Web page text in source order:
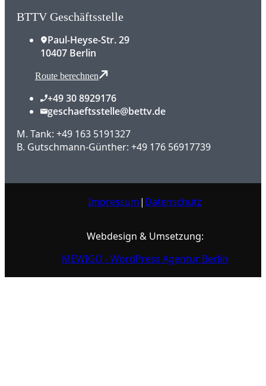
BTTV Geschäftsstelle
Paul-Heyse-Str. 29
10407 Berlin
Route berechnen
+49 30 8929176
geschaeftsstelle@bettv.de
M. Tank: +49 163 5191327
B. Gutschmann-Günther: +49 176 56917739
Impressum| Datenschutz
Webdesign & Umsetzung:
MEWIGO - WordPress Agentur Berlin